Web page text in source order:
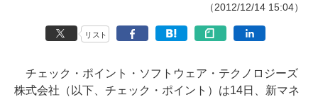
（2012/12/14 15:04）
リスト
チェック・ポイント・ソフトウェア・テクノロジーズ
株式会社（以下、チェック・ポイント）は14日、新マネ